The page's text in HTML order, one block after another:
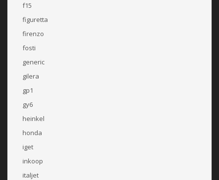
f15
figuretta
firenzo
fosti
generic
gilera
gp1
gy6
heinkel
honda
iget
inkoop
italjet